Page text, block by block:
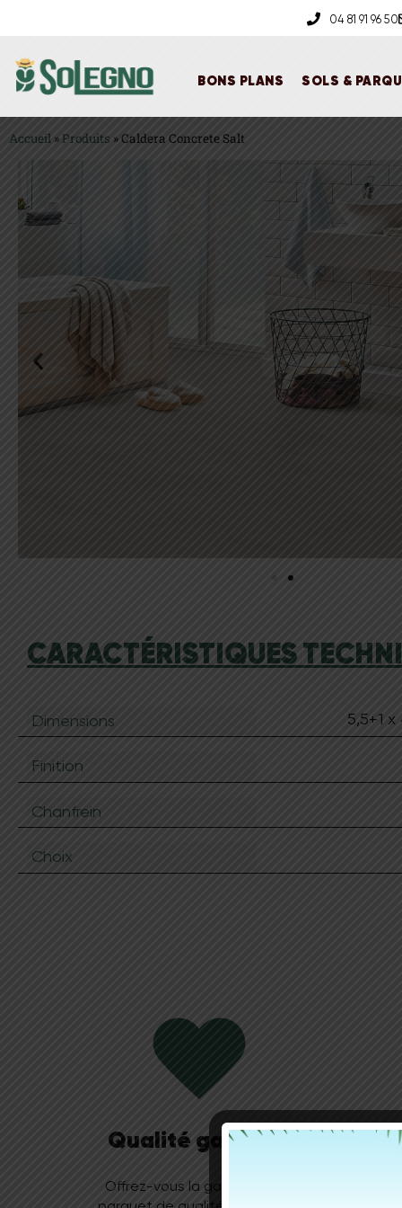
04 81 91 96 50
BONS PLANS SOLS &
Accueil »Produits » Caldera Concrete Salt
CARACTÉRISTIQUES
Dimensions 5,5+1
Finition
Chanfrein
Choix
Qualité garantie
Offrez-vous la garantie d’un